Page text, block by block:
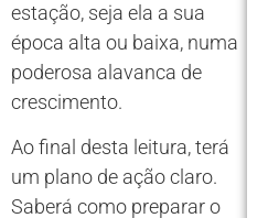
estação, seja ela a sua
época alta ou baixa, numa
poderosa alavanca de
crescimento.
Ao final desta leitura, terá
um plano de ação claro.
Saberá como preparar o